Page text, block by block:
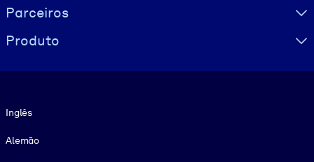
Parceiros
Produto
Inglês
Alemão